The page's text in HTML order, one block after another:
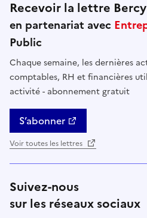
Recevoir la lettre
en partenariat avec
Public
Chaque semaine, les dernières
comptables, RH et financières
activité - abonnement gratuit
S’abonner
Voir toutes les lettres
Suivez-nous
sur les réseaux sociaux